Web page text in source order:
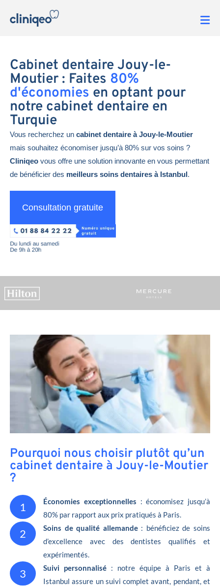
Cabinet dentaire Jouy-le-
Moutier : Faites 80%
d'économies en optant pour
notre cabinet dentaire en
Turquie
Vous recherchez un cabinet dentaire à Jouy-le-Moutier
mais souhaitez économiser jusqu’à 80% sur vos soins ?
Cliniqeo vous offre une solution innovante en vous permettant
de bénéficier des meilleurs soins dentaires à Istanbul.
Consultation gratuite
Pourquoi nous choisir plutôt qu’un
cabinet dentaire à Jouy-le-Moutier
?
1 Économies exceptionnelles : économisez jusqu’à
80% par rapport aux prix pratiqués à Paris.
2 Soins de qualité allemande: bénéficiez de soins
d’excellence avec des dentistes qualifiés et
expérimentés.
3 Suivi personnalisé : notre équipe à Paris et à
Istanbul assure un suivi complet avant, pendant, et